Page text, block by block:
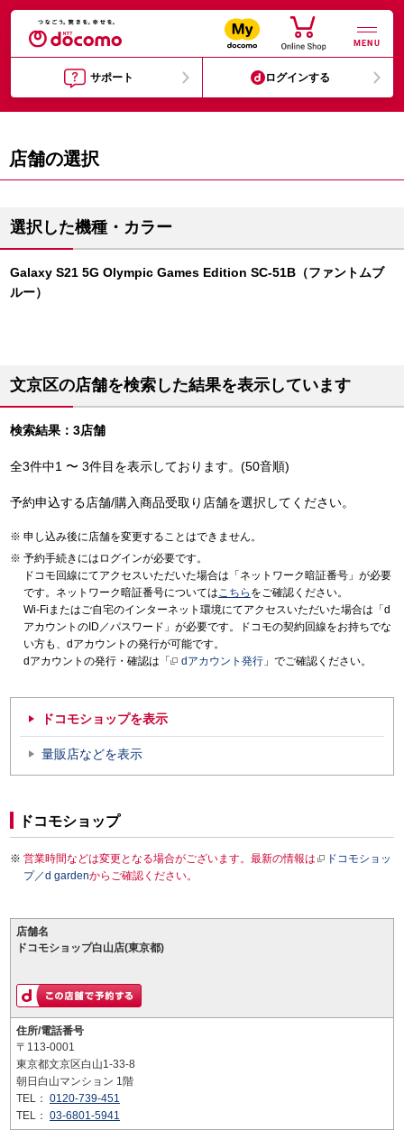
MENU
サポート ログインする
店舗の選択
選択した機種・カラー
Galaxy S21 5G Olympic Games Edition SC-51B（ファントムブ
ルー）
文京区の店舗を検索した結果を表示しています
検索結果：3店舗
全3件中1 〜 3件目を表示しております。(50音順)
予約申込する店舗/購入商品受取り店舗を選択してください。
申し込み後に店舗を変更することはできません。
予約手続きにはログインが必要です。
ドコモ回線にてアクセスいただいた場合は「ネットワーク暗証番号」が必要
です。ネットワーク暗証番号についてはこちら をご確認ください。
Wi-Fiまたはご自宅のインターネット環境にてアクセスいただいた場合は「d
アカウントのID／パスワード」が必要です。ドコモの契約回線をお持ちでな
い方も、dアカウントの発行が可能です。
dアカウントの発行・確認は「
dアカウント発行 」でご確認ください。
ドコモショップを表示
量販店などを表示
ドコモショップ
営業時間などは変更となる場合がございます。最新の情報は
ドコモショッ
プ／d gardenからご確認ください。
店舗名
ドコモショップ白山店(東京都)
住所/電話番号
〒113-0001
東京都文京区白山1-33-8
朝日白山マンション 1階
TEL： 0120-739-451
TEL： 03-6801-5941